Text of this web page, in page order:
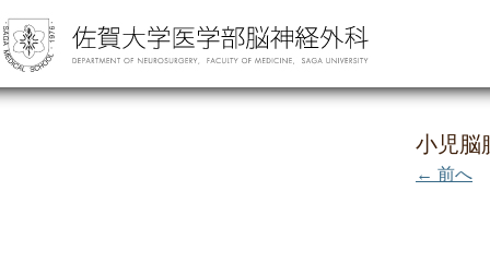
小児脳
← 前へ